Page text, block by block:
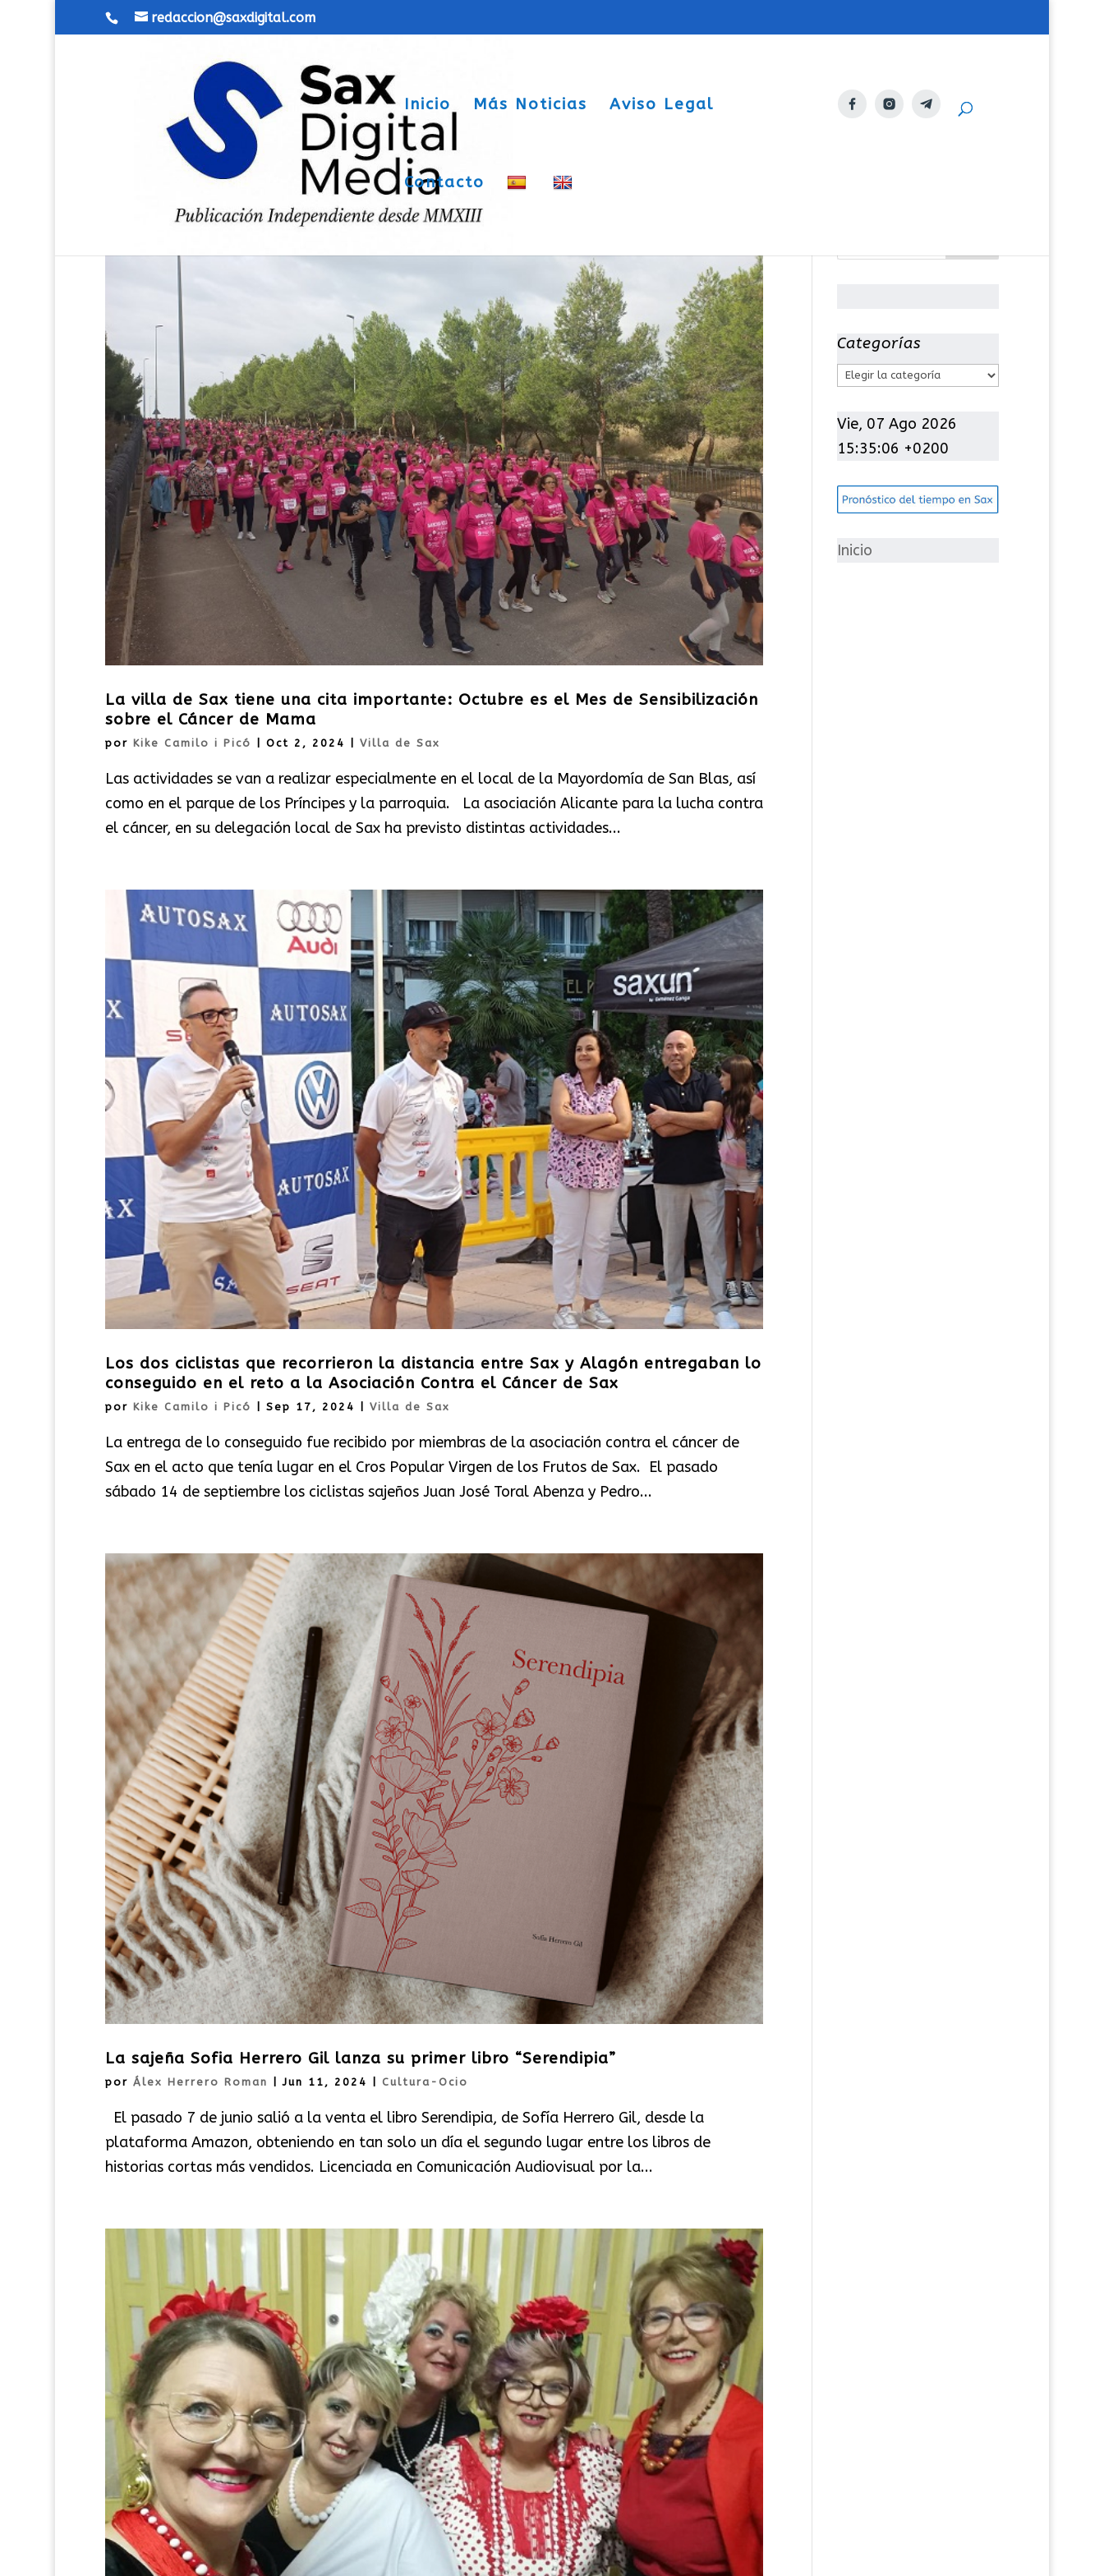
redaccion@saxdigital.com
Inicio Más Noticias Aviso Legal
Contacto
La villa de Sax tiene una cita importante: Octubre es el Mes de Sensibilización
sobre el Cáncer de Mama
por Kike Camilo i Picó Oct 2, 2024 Villa de Sax
Las actividades se van a realizar especialmente en el local de la Mayordomía de San Blas, así
como en el parque de los Príncipes y la parroquia. La asociación Alicante para la lucha contra
el cáncer, en su delegación local de Sax ha previsto distintas actividades...
Los dos ciclistas que recorrieron la distancia entre Sax y Alagón entregaban lo
conseguido en el reto a la Asociación Contra el Cáncer de Sax
por Kike Camilo i Picó Sep 17, 2024 Villa de Sax
La entrega de lo conseguido fue recibido por miembras de la asociación contra el cáncer de
Sax en el acto que tenía lugar en el Cros Popular Virgen de los Frutos de Sax. El pasado
sábado 14 de septiembre los ciclistas sajeños Juan José Toral Abenza y Pedro...
La sajeña Sofia Herrero Gil lanza su primer libro “Serendipia”
por Álex Herrero Roman |Jun 11, 2024 Cultura-Ocio
El pasado 7 de junio salió a la venta el libro Serendipia, de Sofía Herrero Gil, desde la
plataforma Amazon, obteniendo en tan solo un día el segundo lugar entre los libros de
historias cortas más vendidos. Licenciada en Comunicación Audiovisual por la...
Categorías
C
t
e
o
í
Vie, 07 Ago 2026
15:35:08 +0200
Inicio